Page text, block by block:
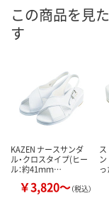
この商品を見
す
KAZEN ナースサンダ
ル・クロスタイプ(ヒー
ル：約41ｍｍ…
￥3,820～（税込）